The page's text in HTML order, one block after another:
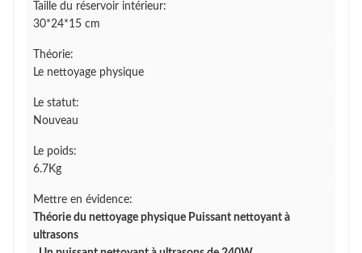
Taille du réservoir intérieur:
30*24*15 cm
Théorie:
Le nettoyage physique
Le statut:
Nouveau
Le poids:
6.7Kg
Mettre en évidence:
Théorie du nettoyage physique Puissant nettoyant à
ultrasons